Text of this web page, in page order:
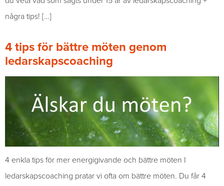
några tips! […]
4 tips för bättre möten genom
ledarskapscoaching
4 enkla tips för mer energigivande och bättre möten I
ledarskapscoaching pratar vi ofta om bättre möten. Du får 4